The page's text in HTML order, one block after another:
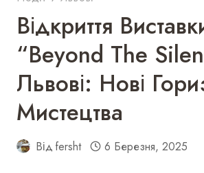
Відкриття
“Beyond The
Львові: Нові
Мистецтва
Від fersht 6 Березня, 2025